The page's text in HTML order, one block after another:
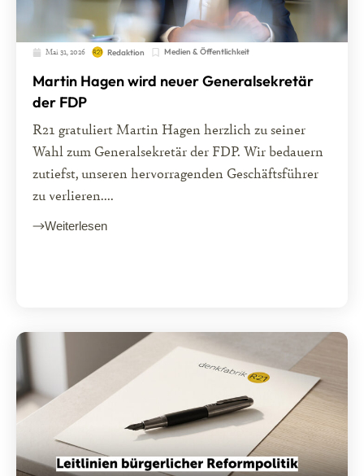
Mai 31, 2026 Redaktion Medien & Öffentlichkeit
Martin Hagen wird neuer Generalsekretär
der FDP
R21 gratuliert Martin Hagen herzlich zu seiner
Wahl zum Generalsekretär der FDP. Wir bedauern
zutiefst, unseren hervorragenden Geschäftsführer
zu verlieren....
Weiterlesen